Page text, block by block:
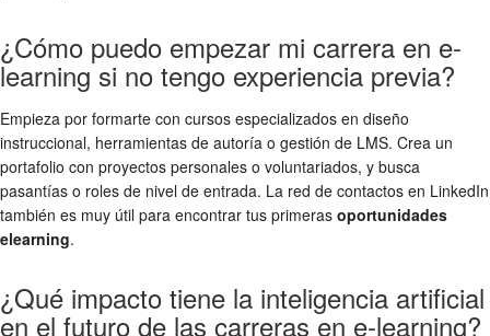
¿Cómo puedo empezar mi carrera en e-
learning si no tengo experiencia previa?
Empieza por formarte con cursos especializados en diseño
instruccional, herramientas de autoría o gestión de LMS. Crea un
portafolio con proyectos personales o voluntariados, y busca
pasantías o roles de nivel de entrada. La red de contactos en LinkedIn
también es muy útil para encontrar tus primeras oportunidades
elearning.
¿Qué impacto tiene la inteligencia artificial
en el futuro de las carreras en e-learning?